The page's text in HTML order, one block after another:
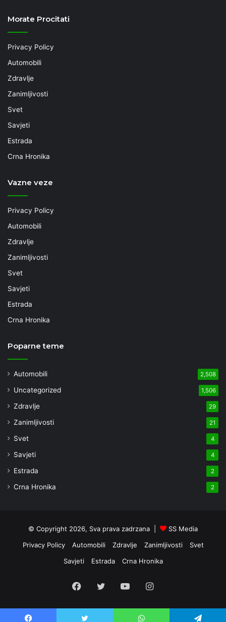
Morate Procitati
Privacy Policy
Automobili
Zdravlje
Zanimljivosti
Svet
Savjeti
Estrada
Crna Hronika
Vazne veze
Privacy Policy
Automobili
Zdravlje
Zanimljivosti
Svet
Savjeti
Estrada
Crna Hronika
Poparne teme
Automobili 2,508
Uncategorized 1,506
Zdravlje 29
Zanimljivosti 21
Svet 4
Savjeti 4
Estrada 2
Crna Hronika 2
© Copyright 2026, Sva prava zadrzana |
SS Media
Privacy Policy
Automobili Zdravlje Zanimljivosti
Svet
Savjeti
Estrada Crna Hronika
Facebook
TwitterYouTubeInstagram